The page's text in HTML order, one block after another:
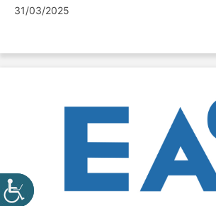
31/03/2025